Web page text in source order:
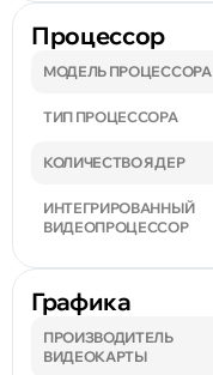
Процессор
МОДЕЛЬ ПРОЦЕССОРА
ТИП ПРОЦЕССОРА
КОЛИЧЕСТВО ЯДЕР
ИНТЕГРИРОВАННЫЙ
ВИДЕОПРОЦЕССОР
Графика
ПРОИЗВОДИТЕЛЬ
ВИДЕОКАРТЫ